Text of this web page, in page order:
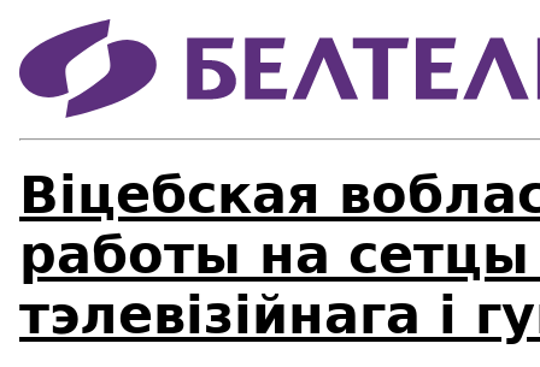
Віцебская
работы на
тэлевізійнага і